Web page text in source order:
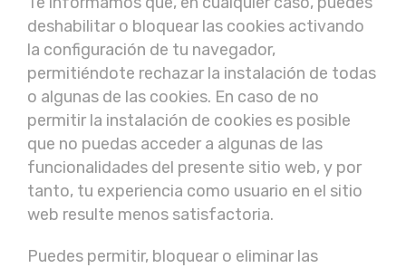
deshabilitar o bloquear las cookies activando
la configuración de tu navegador,
permitiéndote rechazar la instalación de todas
o algunas de las cookies. En caso de no
permitir la instalación de cookies es posible
que no puedas acceder a algunas de las
funcionalidades del presente sitio web, y por
tanto, tu experiencia como usuario en el sitio
web resulte menos satisfactoria.
Puedes permitir, bloquear o eliminar las